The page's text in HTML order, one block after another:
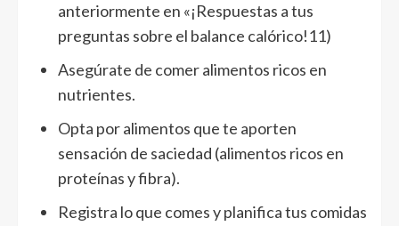
anteriormente en «¡Respuestas a tus
preguntas sobre el balance calórico!11)
Asegúrate de comer alimentos ricos en
nutrientes.
Opta por alimentos que te aporten
sensación de saciedad (alimentos ricos en
proteínas y fibra).
Registra lo que comes y planifica tus comidas